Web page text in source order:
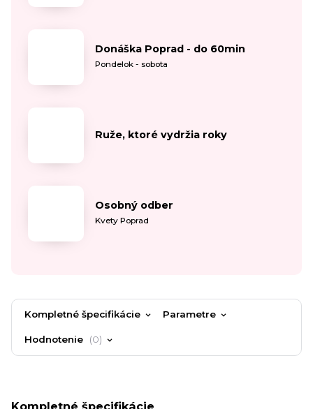
Donáška Poprad - do 60min
Pondelok - sobota
Ruže, ktoré vydržia roky
Osobný odber
Kvety Poprad
Kompletné špecifikácie Parametre
Hodnotenie 0
Kompletné špecifikácie